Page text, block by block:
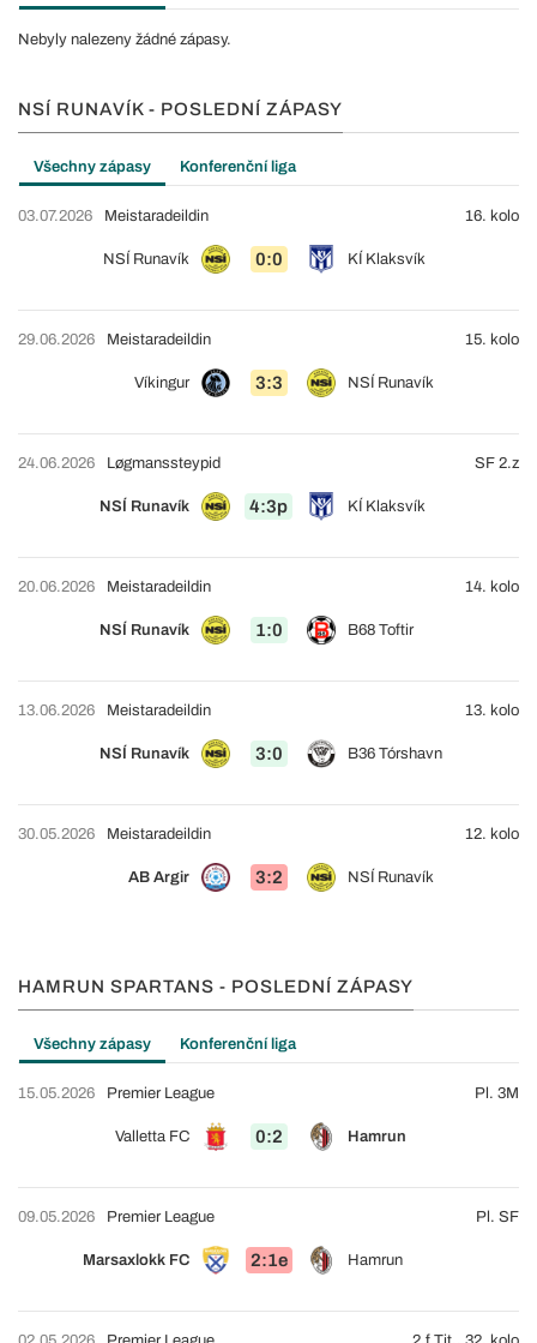
Nebyly nalezeny žádné zápasy.
NSÍ RUNAVÍK - POSLEDNÍ ZÁPASY
Všechny zápasy Konferenční liga
03.07.2026
NSÍ Runavík 0:0 KÍ Klaksvík
Meistaradeildin 16. kolo
29.06.2026
Víkingur 3:3 NSÍ Runavík
Meistaradeildin 15. kolo
24.06.2026
NSÍ Runavík 4:3p KÍ Klaksvík
Løgmanssteypid SF 2.z
20.06.2026
NSÍ Runavík 1:0 B68 Toftir
Meistaradeildin 14. kolo
13.06.2026
NSÍ Runavík 3:0 B36 Tórshavn
Meistaradeildin 13. kolo
30.05.2026
AB Argir 3:2 NSÍ Runavík
Meistaradeildin 12. kolo
HAMRUN SPARTANS - POSLEDNÍ ZÁPASY
Všechny zápasy Konferenční liga
15.05.2026
Valletta FC 0:2 Hamrun
Premier League Pl. 3M
09.05.2026
Marsaxlokk FC 2:1e Hamrun
Premier League Pl. SF